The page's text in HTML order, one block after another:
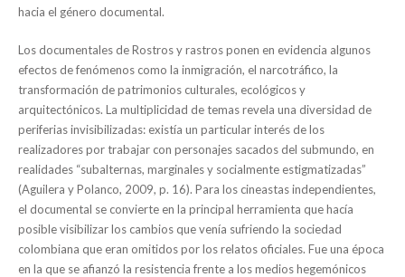
hacia el género documental.
Los documentales de Rostros y rastros ponen en evidencia algunos
efectos de fenómenos como la inmigración, el narcotráfico, la
transformación de patrimonios culturales, ecológicos y
arquitectónicos. La multiplicidad de temas revela una diversidad de
periferias invisibilizadas: existía un particular interés de los
realizadores por trabajar con personajes sacados del submundo, en
realidades “subalternas, marginales y socialmente estigmatizadas”
(Aguilera y Polanco, 2009, p. 16). Para los cineastas independientes,
el documental se convierte en la principal herramienta que hacía
posible visibilizar los cambios que venía sufriendo la sociedad
colombiana que eran omitidos por los relatos oficiales. Fue una época
en la que se afianzó la resistencia frente a los medios hegemónicos